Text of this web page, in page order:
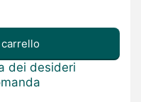
dei desideri